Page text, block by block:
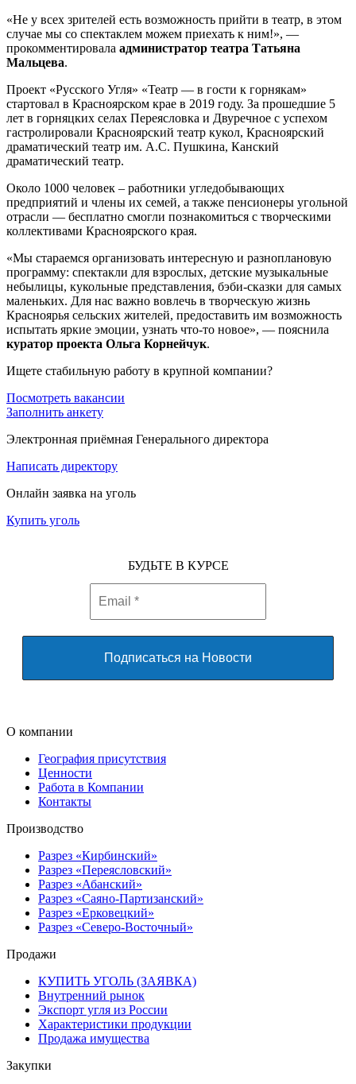
«Не у всех зрителей есть возможность прийти в театр, в этом
случае мы со спектаклем можем приехать к ним!», —
прокомментировала администратор театра Татьяна
Мальцева.
Проект «Русского Угля» «Театр — в гости к горнякам»
стартовал в Красноярском крае в 2019 году. За прошедшие 5
лет в горняцких селах Переясловка и Двуречное с успехом
гастролировали Красноярский театр кукол, Красноярский
драматический театр им. А.С. Пушкина, Канский
драматический театр.
Около 1000 человек – работники угледобывающих
предприятий и члены их семей, а также пенсионеры угольной
отрасли — бесплатно смогли познакомиться с творческими
коллективами Красноярского края.
«Мы стараемся организовать интересную и разноплановую
программу: спектакли для взрослых, детские музыкальные
небылицы, кукольные представления, бэби-сказки для самых
маленьких. Для нас важно вовлечь в творческую жизнь
Красноярья сельских жителей, предоставить им возможность
испытать яркие эмоции, узнать что-то новое», — пояснила
куратор проекта Ольга Корнейчук.
Ищете стабильную работу в крупной компании?
Посмотреть вакансии
Заполнить анкету
Электронная приёмная Генерального директора
Написать директору
Онлайн заявка на уголь
Купить уголь
БУДЬТЕ В КУРСЕ
О компании
География присутствия
Ценности
Работа в Компании
Контакты
Производство
Разрез «Кирбинский»
Разрез «Переясловский»
Разрез «Абанский»
Разрез «Саяно-Партизанский»
Разрез «Ерковецкий»
Разрез «Северо-Восточный»
Продажи
КУПИТЬ УГОЛЬ (ЗАЯВКА)
Внутренний рынок
Экспорт угля из России
Характеристики продукции
Продажа имущества
Закупки